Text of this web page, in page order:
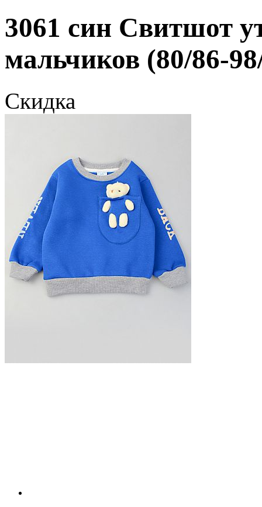
3061 син Свитшот
мальчиков (80/86-
Скидка